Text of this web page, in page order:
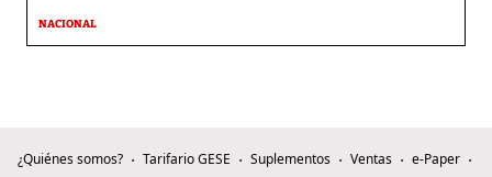
NACIONAL
¿Quiénes somos? Tarifario GESE Suplementos Ventas
e-Paper